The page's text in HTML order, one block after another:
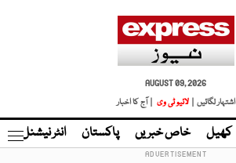
AUGUST 09, 2026
اشتہار لگائیں |
لائیو ٹی وی | آج کا اخبار
کھیل خاص خبریں پاکستان انٹر نیشنل